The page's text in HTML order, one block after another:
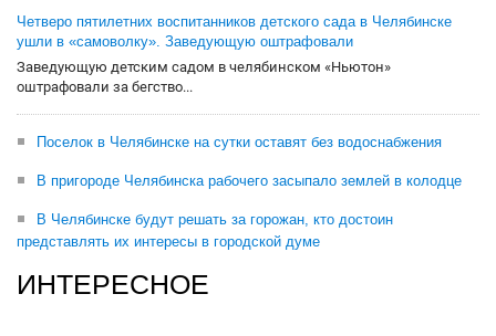
Четверо пятилетних воспитанников детского сада в Челябинске
ушли в «самоволку». Заведующую оштрафовали
Заведующую детским садом в челябинском «Ньютон»
оштрафовали за бегство...
Поселок в Челябинске на сутки оставят без водоснабжения
В пригороде Челябинска рабочего засыпало землей в колодце
В Челябинске будут решать за горожан, кто достоин
представлять их интересы в городской думе
ИНТЕРЕСНОЕ